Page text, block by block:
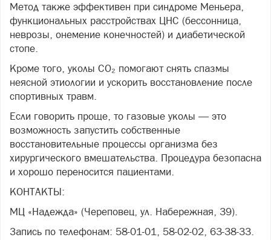
Метод также эффективен при синдроме Меньера,
функциональных расстройствах ЦНС (бессонница,
неврозы, онемение конечностей) и диабетической
стопе.
Кроме того, уколы CO₂ помогают снять спазмы
неясной этиологии и ускорить восстановление после
спортивных травм.
Если говорить проще, то газовые уколы — это
возможность запустить собственные
восстановительные процессы организма без
хирургического вмешательства. Процедура безопасна
и хорошо переносится пациентами.
КОНТАКТЫ:
МЦ «Надежда» (Череповец, ул. Набережная, 39).
Запись по телефонам: 58-01-01, 58-02-02, 63-38-33.